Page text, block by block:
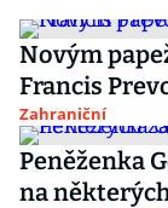
Novým
Francis
Zahraniční
Peněženka
na